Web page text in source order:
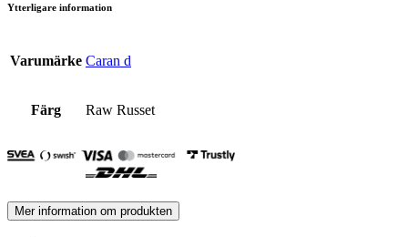
Ytterligare information
Varumärke Caran d
Färg Raw Russet
Mer information om produkten